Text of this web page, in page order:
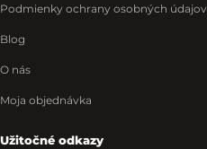
Podmienky ochrany osobných údajov
Blog
O nás
Moja objednávka
Užitočné odkazy